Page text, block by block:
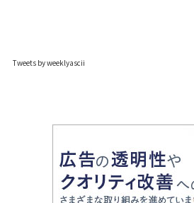
Tweets by weeklyascii